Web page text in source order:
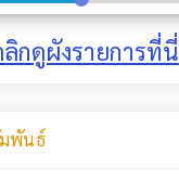
กดูผังรายการที่นี่
พันธ์